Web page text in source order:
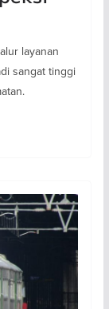
layanan
sangat tinggi